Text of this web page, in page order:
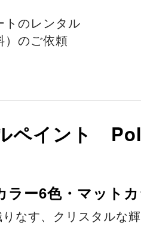
トのレンタル
）のご依頼
ルペイント
ラー6色・マット
なす、クリスタルな